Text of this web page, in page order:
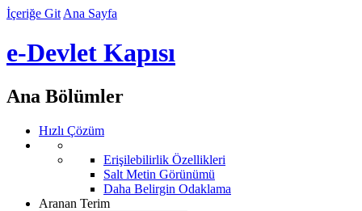
İçeriğe Git Ana Sayfa
e-Devlet Kapısı
Ana Bölümler
Hızlı Çözüm
Erişilebilirlik Özellikleri
Salt Metin Görünümü
Daha Belirgin Odaklama
Aranan Terim